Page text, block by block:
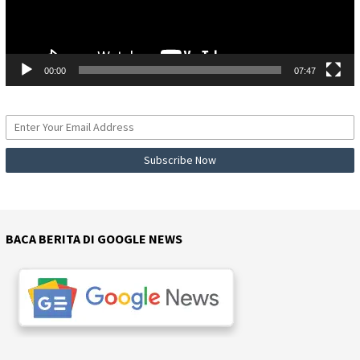
00:00 07:47
BACA BERITA DI GOOGLE NEWS